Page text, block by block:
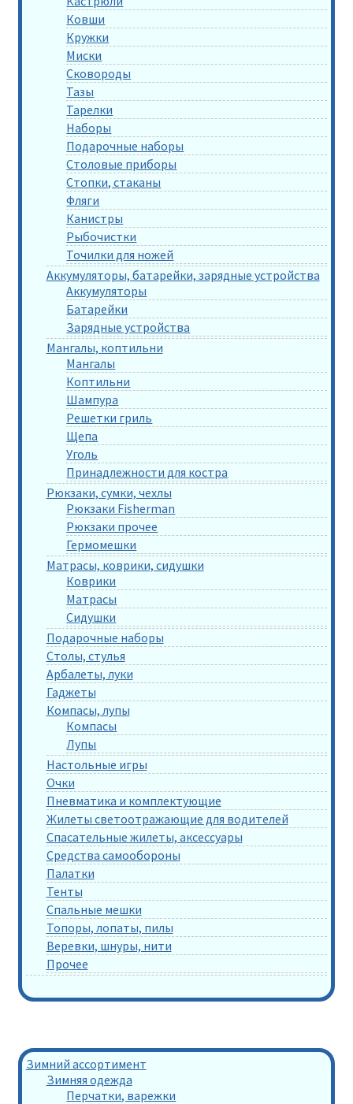
Ковши
Кружки
Миски
Сковороды
Тазы
Тарелки
Наборы
Подарочные наборы
Столовые приборы
Стопки, стаканы
Фляги
Канистры
Рыбочистки
Точилки для ножей
Аккумуляторы, батарейки, зарядные устройства
Аккумуляторы
Батарейки
Зарядные устройства
Мангалы, коптильни
Мангалы
Коптильни
Шампура
Решетки гриль
Щепа
Уголь
Принадлежности для костра
Рюкзаки, сумки, чехлы
Рюкзаки Fisherman
Рюкзаки прочее
Гермомешки
Матрасы, коврики, сидушки
Коврики
Матрасы
Сидушки
Подарочные наборы
Столы, стулья
Арбалеты, луки
Гаджеты
Компасы, лупы
Компасы
Лупы
Настольные игры
Очки
Пневматика и комплектующие
Жилеты светоотражающие для водителей
Спасательные жилеты, аксессуары
Средства самообороны
Палатки
Тенты
Спальные мешки
Топоры, лопаты, пилы
Веревки, шнуры, нити
Прочее
Зимний ассортимент
Зимняя одежда
Перчатки, варежки